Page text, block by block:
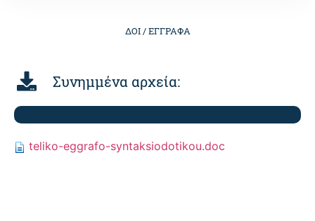
ΔΟΙ /ΕΓΓΡΑΦΑ
Συνημμένα αρχεία:
teliko-eggrafo-syntaksiodotikou.doc